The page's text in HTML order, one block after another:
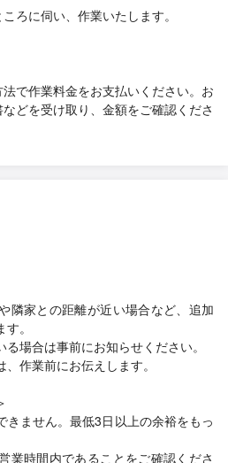
ろに伺い、作業いたします。
で作業料金をお支払いください。お
どを受け取り、金額をご確認くださ
隣家との距離が近い場合など、追加
。
場合は事前にお知らせください。
作業前にお伝えします。
きません。最低3日以上の余裕をもっ
業時間内であることをご確認くださ